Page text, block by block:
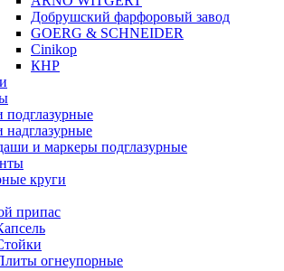
Добрушский фарфоровый завод
GOERG & SCHNEIDER
Cinikop
КНР
подглазурные
надглазурные
и маркеры подглазурные
круги
припас
огнеупорные